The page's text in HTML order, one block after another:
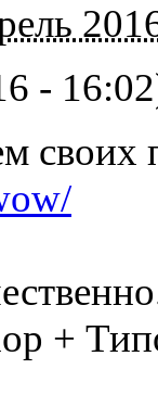
-
своих
+